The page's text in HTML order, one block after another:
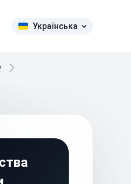
Українська